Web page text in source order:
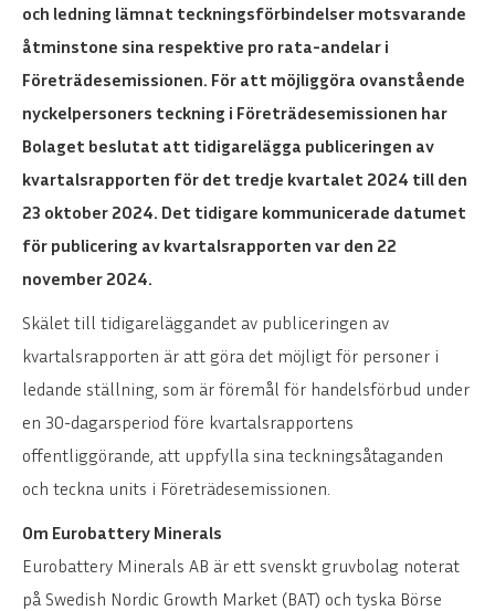
och ledning lämnat teckningsförbindelser motsvarande
åtminstone sina respektive pro rata-andelar i
Företrädesemissionen. För att möjliggöra ovanstående
nyckelpersoners teckning i Företrädesemissionen har
Bolaget beslutat att tidigarelägga publiceringen av
kvartalsrapporten för det tredje kvartalet 2024 till den
23 oktober 2024. Det tidigare kommunicerade datumet
för publicering av kvartalsrapporten var den 22
november 2024.
Skälet till tidigareläggandet av publiceringen av
kvartalsrapporten är att göra det möjligt för personer i
ledande ställning, som är föremål för handelsförbud under
en 30-dagarsperiod före kvartalsrapportens
offentliggörande, att uppfylla sina teckningsåtaganden
och teckna units i Företrädesemissionen.
Om Eurobattery Minerals
Eurobattery Minerals AB är ett svenskt gruvbolag noterat
på Swedish Nordic Growth Market (BAT) och tyska Börse